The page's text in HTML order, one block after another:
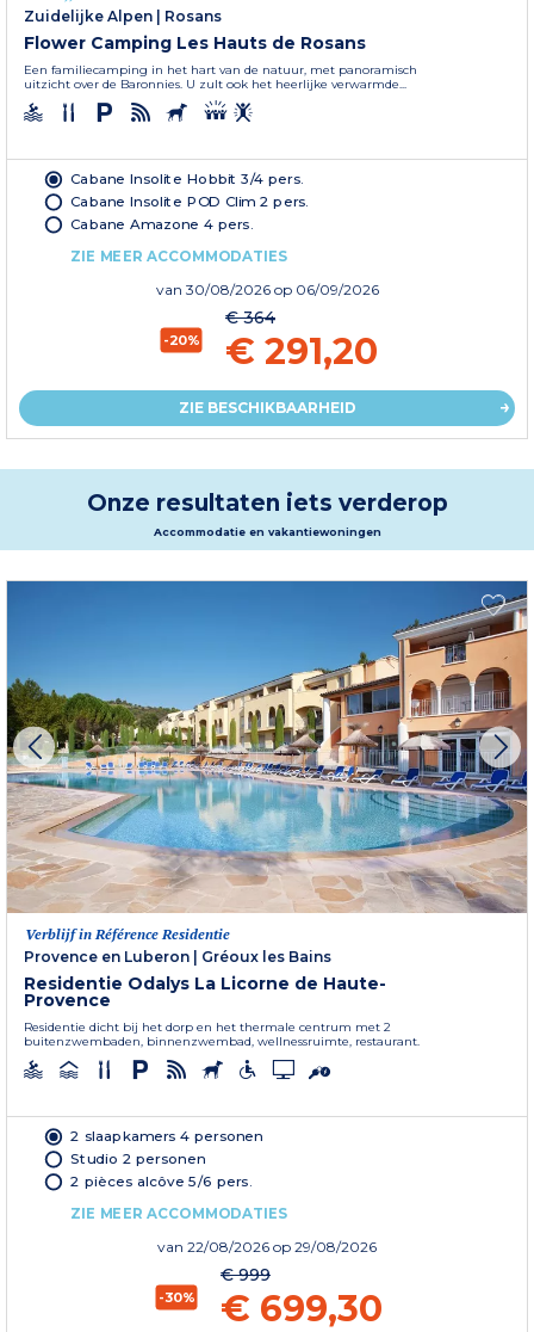
Zuidelijke Alpen | Rosans
Flower Camping Les Hauts de Rosans
Een familiecamping in het hart van de natuur, met panoramisch
uitzicht over de Baronnies. U zult ook het heerlijke verwarmde...
Cabane Insolite Hobbit 3/4 pers.
Cabane Insolite POD Clim 2 pers.
Cabane Amazone 4 pers.
ZIE MEER ACCOMMODATIES
van 30/08/2026 op 06/09/2026
-20%
€ 364
€ 291,20
ZIE BESCHIKBAARHEID
Onze resultaten iets verderop
Accommodatie en vakantiewoningen
Verblijf in Référence Residentie
Provence en Luberon | Gréoux les Bains
Residentie Odalys La Licorne de Haute-
Provence
Residentie dicht bij het dorp en het thermale centrum met 2
buitenzwembaden, binnenzwembad, wellnessruimte, restaurant.
2 slaapkamers 4 personen
Studio 2 personen
2 pièces alcôve 5/6 pers.
ZIE MEER ACCOMMODATIES
van 22/08/2026 op 29/08/2026
-30%
€ 999
€ 699,30